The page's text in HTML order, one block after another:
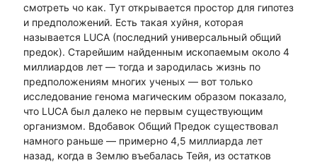
смотреть чо как. Тут открывается простор для гипотез
и предположений. Есть такая хуйня, которая
называется LUCA (последний универсальный общий
предок). Старейшим найденным ископаемым около 4
миллиардов лет — тогда и зародилась жизнь по
предположениям многих ученых — вот только
исследование генома магическим образом показало,
что LUCA был далеко не первым существующим
организмом. Вдобавок Общий Предок существовал
намного раньше — примерно 4,5 миллиарда лет
назад, когда в Землю въебалась Тейя, из остатков